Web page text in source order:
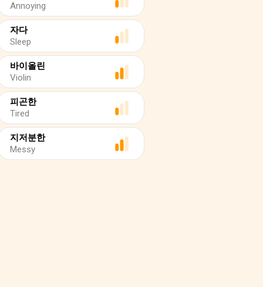
Annoying
자다
Sleep
바이올린
Violin
피곤한
Tired
지저분한
Messy